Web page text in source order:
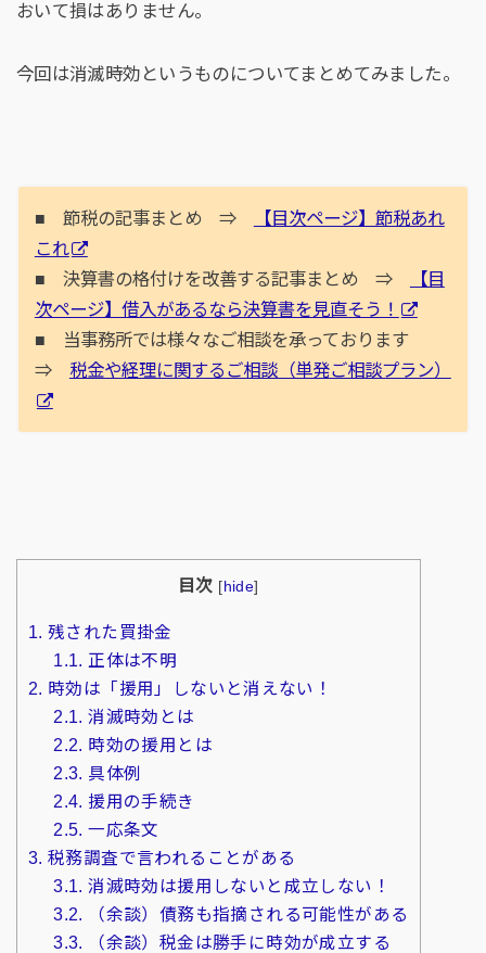
おいて損はありません。
今回は消滅時効というものについてまとめてみました。
■ 節税の記事まとめ ⇒
【目次ページ】節税あれ
これ
■ 決算書の格付けを改善する記事まとめ ⇒
【目
次ページ】借入があるなら決算書を見直そう！
■ 当事務所では様々なご相談を承っております
⇒ 税金や経理に関するご相談（単発ご相談プラン）
目次 [hide]
1. 残された買掛金
1.1. 正体は不明
2. 時効は「援用」しないと消えない！
2.1. 消滅時効とは
2.2. 時効の援用とは
2.3. 具体例
2.4. 援用の手続き
2.5. 一応条文
3. 税務調査で言われることがある
3.1. 消滅時効は援用しないと成立しない！
3.2.
（余談）債務も指摘される可能性がある
3.3.
（余談）税金は勝手に時効が成立する